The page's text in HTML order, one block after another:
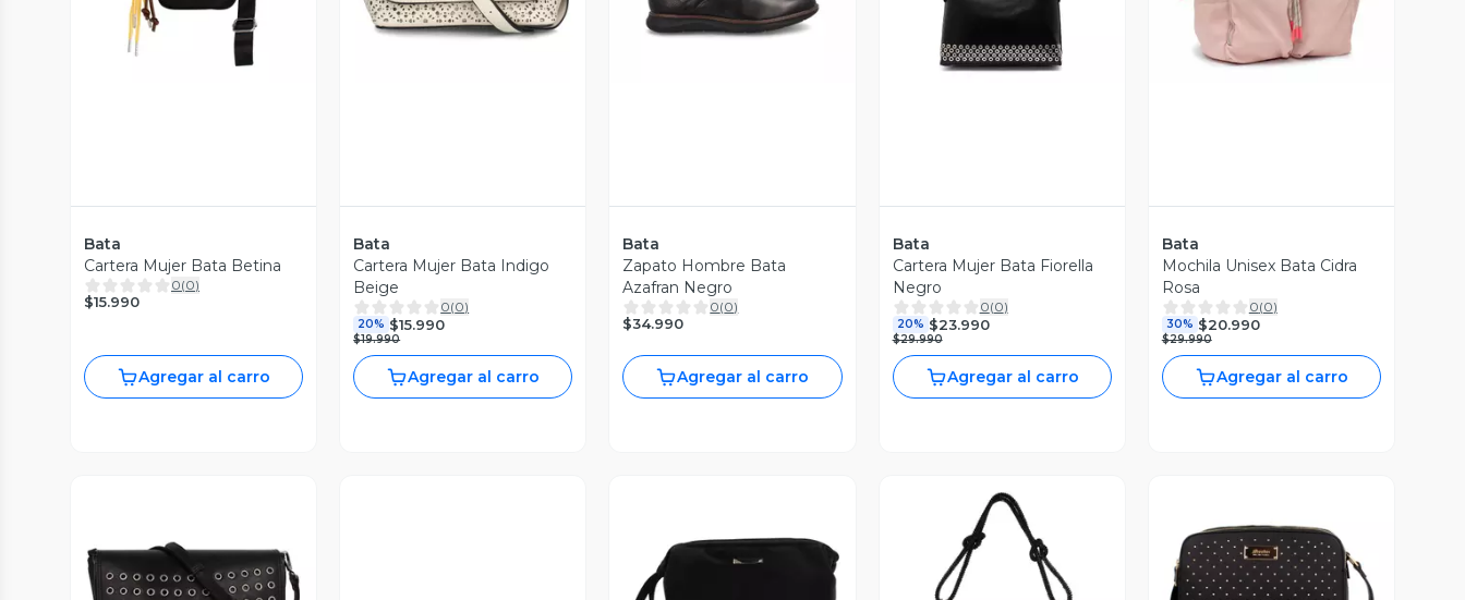
Bata
Cartera Mujer Bata Betina
0(0)
$15.990
Agregar al carro
Bata
Cartera Mujer Bata Indigo
Beige
0(0)
20% $15.990
$19.990
Agregar al carro
Bata
Zapato Hombre Bata
Azafran Negro
0(0)
$34.990
Agregar al carro
Bata
Cartera Mujer Bata Fiorella
Negro
0(0)
20% $23.990
$29.990
Agregar al carro
Bata
Mochila Unisex Bata Cidra
Rosa
0(0)
30% $20.990
$29.990
Agregar al carro